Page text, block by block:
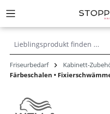
springen
Friseurbedarf
Kabinett-
Färbeschalen •